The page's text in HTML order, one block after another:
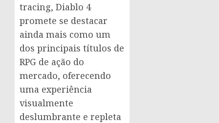
tracing, Diablo 4
promete se destacar
ainda mais como um
dos principais títulos de
RPG de ação do
mercado, oferecendo
uma experiência
visualmente
deslumbrante e repleta